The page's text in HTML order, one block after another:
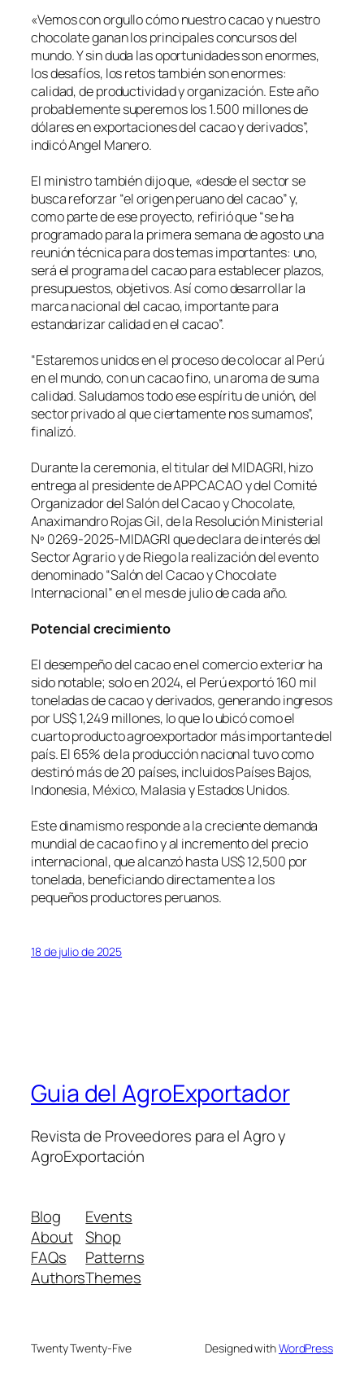
«Vemos con orgullo cómo nuestro cacao y nuestro
chocolate ganan los principales concursos del
mundo. Y sin duda las oportunidades son enormes,
los desafíos, los retos también son enormes:
calidad, de productividad y organización. Este año
probablemente superemos los 1.500 millones de
dólares en exportaciones del cacao y derivados”,
indicó Angel Manero.
El ministro también dijo que, «desde el sector se
busca reforzar “el origen peruano del cacao” y,
como parte de ese proyecto, refirió que “se ha
programado para la primera semana de agosto una
reunión técnica para dos temas importantes: uno,
será el programa del cacao para establecer plazos,
presupuestos, objetivos. Así como desarrollar la
marca nacional del cacao, importante para
estandarizar calidad en el cacao”.
“Estaremos unidos en el proceso de colocar al Perú
en el mundo, con un cacao fino, un aroma de suma
calidad. Saludamos todo ese espíritu de unión, del
sector privado al que ciertamente nos sumamos”,
finalizó.
Durante la ceremonia, el titular del MIDAGRI, hizo
entrega al presidente de APPCACAO y del Comité
Organizador del Salón del Cacao y Chocolate,
Anaximandro Rojas Gil, de la Resolución Ministerial
Nº 0269-2025-MIDAGRI que declara de interés del
Sector Agrario y de Riego la realización del evento
denominado “Salón del Cacao y Chocolate
Internacional” en el mes de julio de cada año.
Potencial crecimiento
El desempeño del cacao en el comercio exterior ha
sido notable; solo en 2024, el Perú exportó 160 mil
toneladas de cacao y derivados, generando ingresos
por US$ 1,249 millones, lo que lo ubicó como el
cuarto producto agroexportador más importante del
país. El 65% de la producción nacional tuvo como
destinó más de 20 países, incluidos Países Bajos,
Indonesia, México, Malasia y Estados Unidos.
Este dinamismo responde a la creciente demanda
mundial de cacao fino y al incremento del precio
internacional, que alcanzó hasta US$ 12,500 por
tonelada, beneficiando directamente a los
pequeños productores peruanos.
18 de julio de 2025
Guia del AgroExportador
Revista de Proveedores para el Agro y
AgroExportación
Blog
About
FAQs
Authors
Events
Shop
Patterns
Themes
Twenty Twenty-Five Designed withWordPress